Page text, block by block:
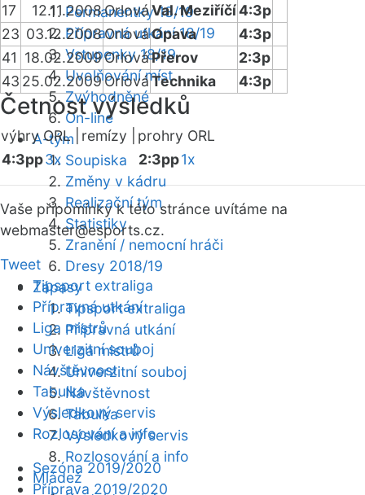
Permanentky 18/19
Přípravná utkání 18/19
Vstupenky 18/19
Uvolňování míst
Zvýhodněné
On-line
A-tým
Soupiska
Změny v kádru
Realizační tým
Statistiky
Zranění / nemocní hráči
Dresy 2018/19
Zápasy
Tipsport extraliga
Přípravná utkání
Liga mistrů
Univerzitní souboj
Návštěvnost
Tabulka
Výsledkový servis
Rozlosování a info
Mládež
17 12.11.2008OrlováVal. Meziříčí4:3p
23 03.12.2008OrlováOpava
4:3p
41 18.02.2009OrlováPřerov
2:3p
43 25.02.2009 OrlováTechnika 4:3p
Četnost výsledků
výhry ORL | remízy |
prohry ORL
4:3pp3x 2:3pp1x
Vaše připomínky k této stránce uvítáme na
webmaster@esports.cz.
Tweet
Tipsport extraliga
Přípravná utkání
Liga mistrů
Univerzitní souboj
Návštěvnost
Tabulka
Výsledkový servis
Rozlosování a info
Sezóna 2019/2020
Příprava 2019/2020